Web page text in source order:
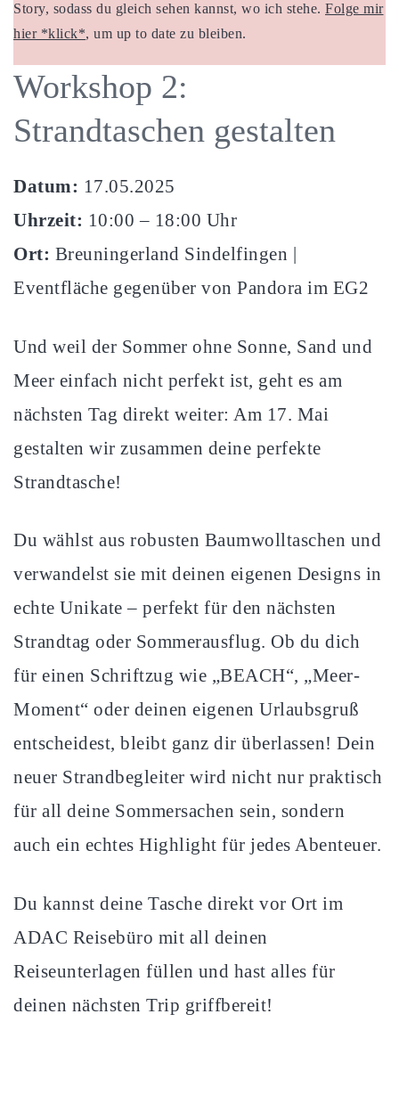
Story, sodass du gleich sehen kannst, wo ich stehe. Folge mir
hier *klick*, um up to date zu bleiben.
Workshop 2:
Strandtaschen gestalten
Datum: 17.05.2025
Uhrzeit: 10:00 – 18:00 Uhr
Ort: Breuningerland Sindelfingen |
Eventfläche gegenüber von Pandora im EG2
Und weil der Sommer ohne Sonne, Sand und
Meer einfach nicht perfekt ist, geht es am
nächsten Tag direkt weiter: Am 17. Mai
gestalten wir zusammen deine perfekte
Strandtasche!
Du wählst aus robusten Baumwolltaschen und
verwandelst sie mit deinen eigenen Designs in
echte Unikate – perfekt für den nächsten
Strandtag oder Sommerausflug. Ob du dich
für einen Schriftzug wie „BEACH“, „Meer-
Moment“ oder deinen eigenen Urlaubsgruß
entscheidest, bleibt ganz dir überlassen! Dein
neuer Strandbegleiter wird nicht nur praktisch
für all deine Sommersachen sein, sondern
auch ein echtes Highlight für jedes Abenteuer.
Du kannst deine Tasche direkt vor Ort im
ADAC Reisebüro mit all deinen
Reiseunterlagen füllen und hast alles für
deinen nächsten Trip griffbereit!